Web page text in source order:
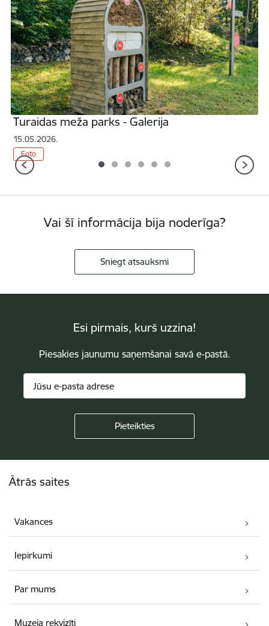
Turaidas meža parks - Galerija
15.05.2026.
FotoIepriekšējais
Vai šī informācija bija noderīga?
Sniegt atsauksmi
Esi pirmais, kurš uzzina!
Piesakies jaunumu saņemšanai savā e-pastā.
Ātrās saites
Vakances
Iepirkumi
Par mums
Muzeja rekvizīti